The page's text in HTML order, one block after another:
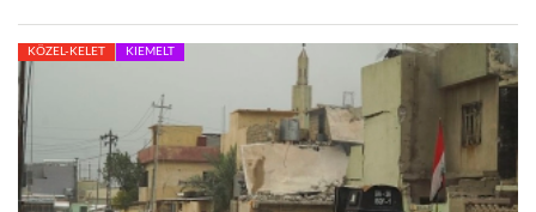
KÖZEL-KELET KIEMELT